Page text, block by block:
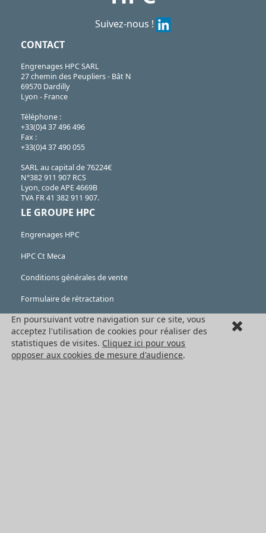
Suivez-nous !
CONTACT
Engrenages HPC SARL
27 chemin des Peupliers - Bât N
69570 Dardilly
Lyon - France
Téléphone :
+33(0)4 37 496 496
Fax :
+33(0)4 37 490 055
SARL au capital de 76224€
N°382 911 907 RCS
Lyon, code APE 4669B
TVA FR 41 382 911 907.
LE GROUPE HPC
Engrenages HPC
HPC Ct Meca
Conditions générales de vente
Formulaire de rétractation
Mentions légales
Cookies
LES PRODUITS
En poursuivant votre navigation sur ce site, vous
acceptez l'utilisation de cookies pour réaliser des
statistiques de visites. Cliquez ici pour vous
opposer aux cookies de mesure d'audience.